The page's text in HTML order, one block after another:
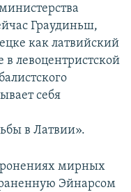
Граудиньш,
как латвийский
левоцентристской
себя
в Латвии».
мирных
Эйнарсом